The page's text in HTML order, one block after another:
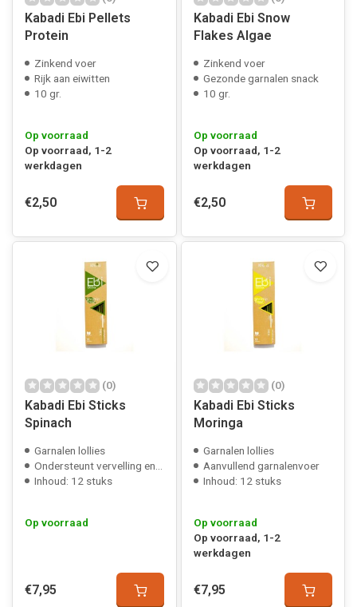
Kabadi Ebi Pellets
Protein
Zinkend voer
Rijk aan eiwitten
10 gr.
Op voorraad
Op voorraad, 1-2
werkdagen
€2,50
Kabadi Ebi Snow
Flakes Algae
Zinkend voer
Gezonde garnalen snack
10 gr.
Op voorraad
Op voorraad, 1-2
werkdagen
€2,50
(0)
Kabadi Ebi Sticks
Spinach
Garnalen lollies
Ondersteunt vervelling en kleuring
Inhoud: 12 stuks
Op voorraad
€7,95
(0)
Kabadi Ebi Sticks
Moringa
Garnalen lollies
Aanvullend garnalenvoer
Inhoud: 12 stuks
Op voorraad
Op voorraad, 1-2
werkdagen
€7,95